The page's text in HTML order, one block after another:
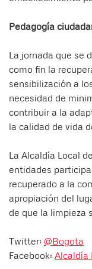
Pedagogía
La jornada que se
como fin la
sensibilización a
necesidad de
contribuir a la
la calidad de vida
La Alcaldía Local
entidades
recuperado a la
apropiación del
de que la limpieza
Twitter: @Bogota
Facebook: Alcaldía